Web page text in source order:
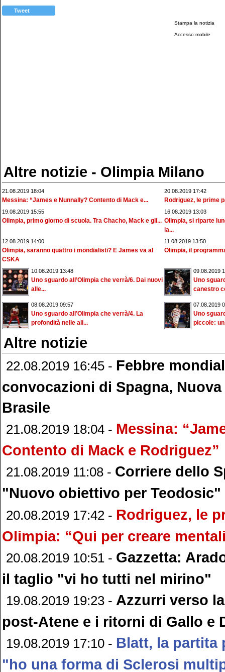
Tweet
Stampa la notizia
Accesso mobile
Altre notizie - Olimpia Milano
21.08.2019 18:04
Messina: “James e Nunnally? Contento di Mack e...
20.08.2019 17:42
Rodriguez, le prime
19.08.2019 15:55
Olimpia, primo giorno di scuola. Tra Chacho, Mack e gli...
16.08.2019 13:03
Olimpia, si riparte
la...
12.08.2019 14:00
Olimpia, saranno quattro i mondialisti? E James va al
CSKA
11.08.2019 13:50
Olimpia, il
10.08.2019 13:48
Uno sguardo all’Olimpia che verrà/6. Dai nuovi
alle...
09.08.2019
Uno
canestro
08.08.2019 09:57
Uno sguardo all’Olimpia che verrà/4. La
profondità nelle ali...
07.08.2019
Uno
piccole:
Altre notizie
22.08.2019 16:45 - Febbre
convocazioni di Spagna, Nuova
Brasile
21.08.2019 18:04 - Messina:
Contento di Mack e Rodriguez”
21.08.2019 11:08 - Corriere dello
"Nuovo obiettivo per Teodosic"
20.08.2019 17:42 - Rodriguez, le
Olimpia: “Qui per creare
20.08.2019 10:51 - Gazzetta:
il taglio "vi ho tutti nel mirino"
19.08.2019 19:23 - Azzurri verso
post-Atene e i ritorni di Gallo e
19.08.2019 17:10 - Blatt, la partita
"ho una forma di Sclerosi